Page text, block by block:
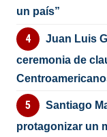
un país”
Juan Luis
ceremonia de
Santiago
protagonizar un